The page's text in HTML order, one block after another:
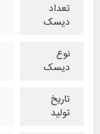
تعداد
دیسک
نوع
دیسک
تاریخ
تولید